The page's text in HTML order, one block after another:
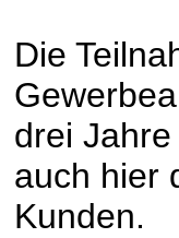
Die
drei
auch hier
Kunden.